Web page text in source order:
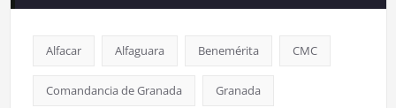
Alfacar Alfaguara Benemérita CMC
Comandancia de Granada Granada